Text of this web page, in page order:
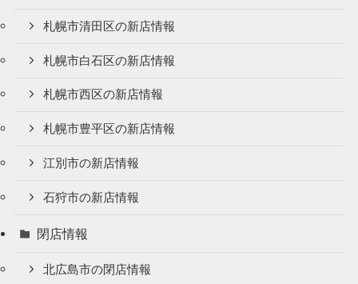
札幌市清田区の新店情報
札幌市白石区の新店情報
札幌市西区の新店情報
札幌市豊平区の新店情報
江別市の新店情報
石狩市の新店情報
閉店情報
北広島市の閉店情報